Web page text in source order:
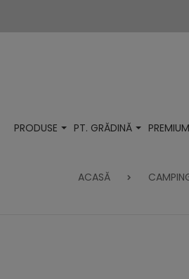
PRODUSE PT. GRĂDINĂ PREMIUM
ACASĂ